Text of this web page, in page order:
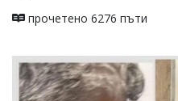
office@flagman.bg
под
статиите
прочетено 6276 пъти